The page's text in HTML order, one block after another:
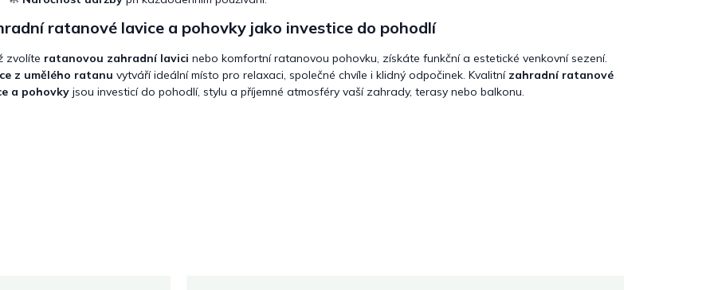
ratanové lavice a pohovky jako investice do pohodlí
zvolíte ratanovou zahradní lavici nebo komfortní ratanovou pohovku, získáte funkční a estetické venkovní sezení.
z umělého ratanu vytváří ideální místo pro relaxaci, společné chvíle i klidný odpočinek. Kvalitní zahradní ratanové
a pohovky jsou investicí do pohodlí, stylu a příjemné atmosféry vaší zahrady, terasy nebo balkonu.